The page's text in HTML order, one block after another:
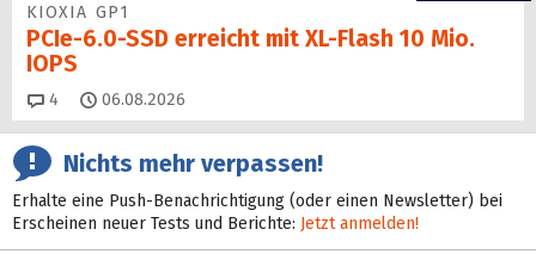
KIOXIA GP1
PCIe-6.0-SSD erreicht mit XL-Flash 10 Mio.
IOPS
4 Kommentare
06.08.2026
Nichts mehr verpassen!
Erhalte eine Push-Benachrichtigung (oder einen Newsletter) bei
Erscheinen neuer Tests und Berichte: Jetzt anmelden!